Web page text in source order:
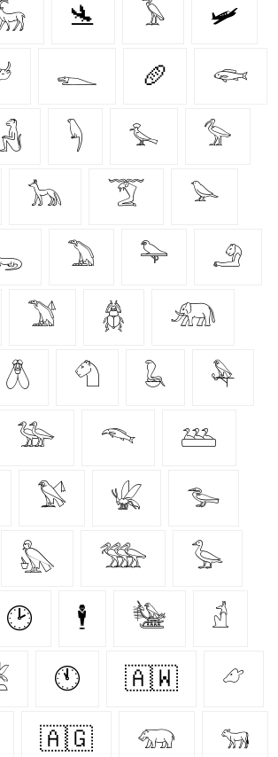
🛬 𓅥 🛩️
𓆍 🥖 𓆟
𓃻 𓆐 𓅙 𓅞
𓃥 𓄆 𓅪
𓅐 𓅍 𓄂
𓅑 𓆣 𓃰
𓆦 𓄇 𓆘 𓅆
𓅺 𓆞 𓅹
𓅄 𓆤 𓅧
𓅽 𓅢 𓅭
🕑 🕴 𓅋 𓁢
🕚 🇦🇼 𓃿
🇦🇬 𓃯 𓃔